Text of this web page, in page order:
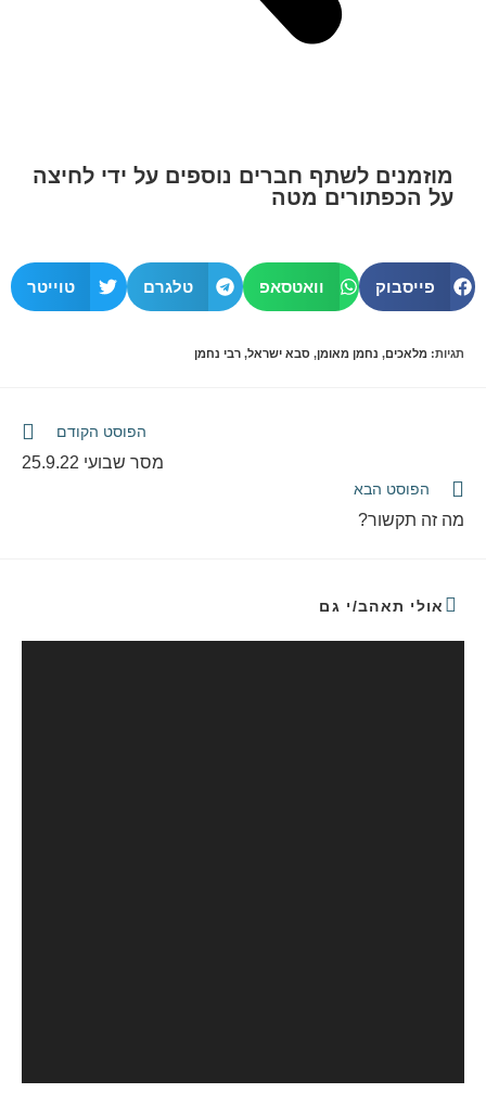
מוזמנים לשתף חברים נוספים על ידי לחיצה
על הכפתורים מטה
פייסבוק וואטסאפ טלגרם טוייטר
תגיות: מלאכים, נחמן מאומן, סבא ישראל, רבי נחמן
הפוסט הקודם
מסר שבועי 25.9.22
הפוסט הבא
מה זה תקשור?
אולי תאהב/י גם